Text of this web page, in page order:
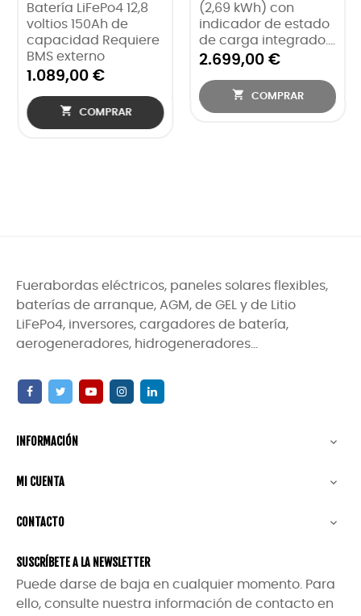
(2,69 kWh) con
indicador de estado
de carga integrado....
2.699,00 €
 COMPRAR
BMS sencillo para
baterías Lithium NG
Para utilizarse sin
Multiplus ni Cerbo GX
 COMPRAR
Fuerabordas eléctricos, paneles solares flexibles,
baterías de arranque, AGM, de GEL y de Litio
LiFePo4, inversores, cargadores de batería,
aerogeneradores, hidrogeneradores...
INFORMACIÓN 
MI CUENTA 
CONTACTO 
SUSCRÍBETE A LA NEWSLETTER
Puede darse de baja en cualquier momento. Para
ello, consulte nuestra información de contacto en